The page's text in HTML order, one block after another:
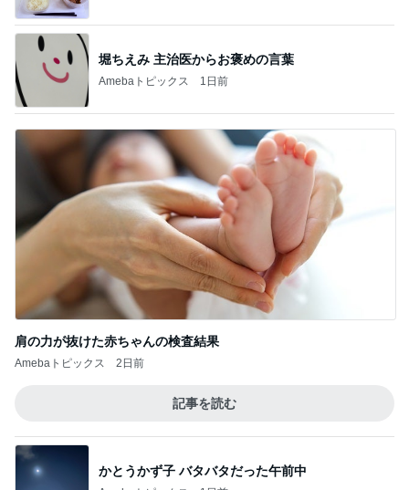
堀ちえみ 主治医からお褒めの言葉
Amebaトピックス 1日前
肩の力が抜けた赤ちゃんの検査結果
Amebaトピックス 2日前
記事を読む
かとうかず子 バタバタだった午前中